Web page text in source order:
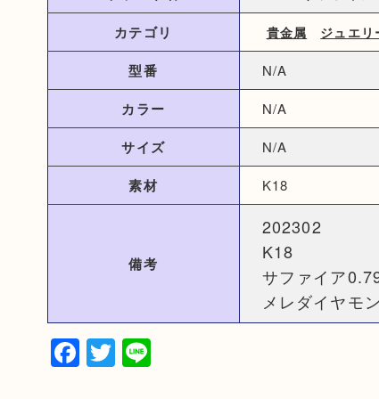
カテゴリ 貴金属 ジュエリ
型番 N/A
カラー N/A
サイズ N/A
素材 K18
備考
202302
K18
サファイア
メレダイヤモ
Facebook
Twitter
Line